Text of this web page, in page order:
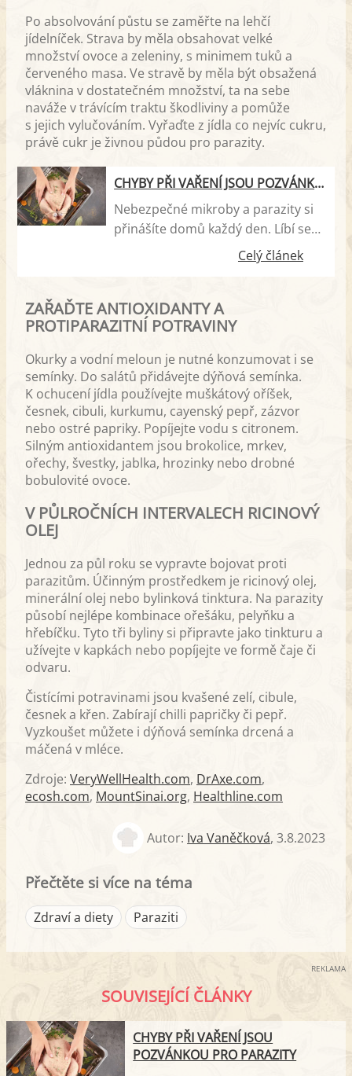
Po absolvování půstu se zaměřte na lehčí
jídelníček. Strava by měla obsahovat velké
množství ovoce a zeleniny, s minimem tuků a
červeného masa. Ve stravě by měla být obsažená
vláknina v dostatečném množství, ta na sebe
naváže v trávícím traktu škodliviny a pomůže
s jejich vylučováním. Vyřaďte z jídla co nejvíc cukru,
právě cukr je živnou půdou pro parazity.
CHYBY PŘI VAŘENÍ JSOU POZVÁNKOU PRO PARAZITY
Nebezpečné mikroby a parazity si
přinášíte domů každý den. Líbí se
jim zejména v syrovém mase.
Špatná manipulace a chyby při
k lehkým otravám z jídla i
k závažnějším onemocněním. Co
Celý článek
ZAŘAĎTE ANTIOXIDANTY A
PROTIPARAZITNÍ POTRAVINY
Okurky a vodní meloun je nutné konzumovat i se
semínky. Do salátů přidávejte dýňová semínka.
K ochucení jídla používejte muškátový oříšek,
česnek, cibuli, kurkumu, cayenský pepř, zázvor
nebo ostré papriky. Popíjejte vodu s citronem.
Silným antioxidantem jsou brokolice, mrkev,
ořechy, švestky, jablka, hrozinky nebo drobné
bobulovité ovoce.
V PŮLROČNÍCH INTERVALECH RICINOVÝ
OLEJ
Jednou za půl roku se vypravte bojovat proti
parazitům. Účinným prostředkem je ricinový olej,
minerální olej nebo bylinková tinktura. Na parazity
působí nejlépe kombinace ořešáku, pelyňku a
hřebíčku. Tyto tři byliny si připravte jako tinkturu a
užívejte v kapkách nebo popíjejte ve formě čaje či
odvaru.
Čistícími potravinami jsou kvašené zelí, cibule,
česnek a křen. Zabírají chilli papričky či pepř.
Vyzkoušet můžete i dýňová semínka drcená a
máčená v mléce.
Zdroje: VeryWellHealth.com, DrAxe.com,
ecosh.com, MountSinai.org, Healthline.com
Autor: Iva Vaněčková,3.8.2023
Přečtěte si více na téma
Zdraví a diety Paraziti
REKLAMA
SOUVISEJÍCÍ ČLÁNKY
CHYBY PŘI VAŘENÍ JSOU
POZVÁNKOU PRO PARAZITY